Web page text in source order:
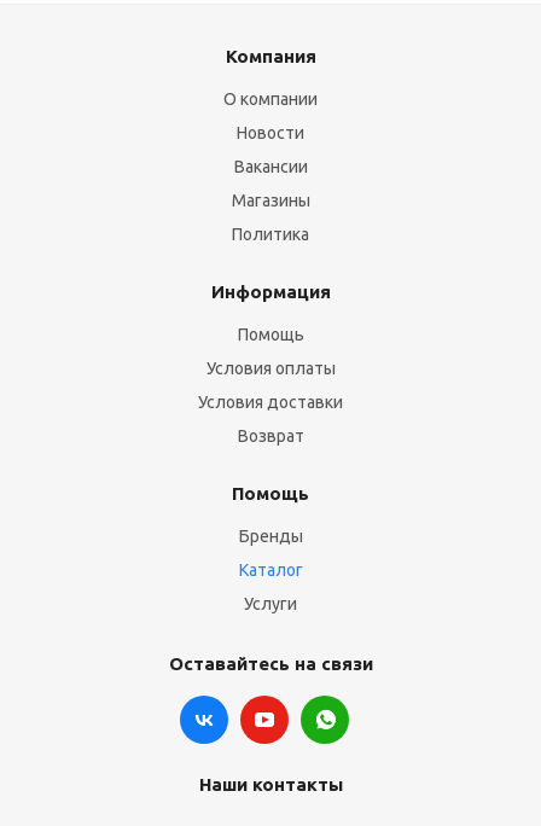
Компания
О компании
Новости
Вакансии
Магазины
Политика
Информация
Помощь
Условия оплаты
Условия доставки
Возврат
Помощь
Бренды
Каталог
Услуги
Оставайтесь на связи
Наши контакты